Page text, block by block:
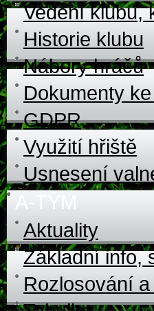
Vedení klubu,
Historie klubu
Nábory hráčů
Dokumenty
GDPR
Využití hřiště
Usnesení
A-TÝM
Aktuality
Základní info,
Rozlosování